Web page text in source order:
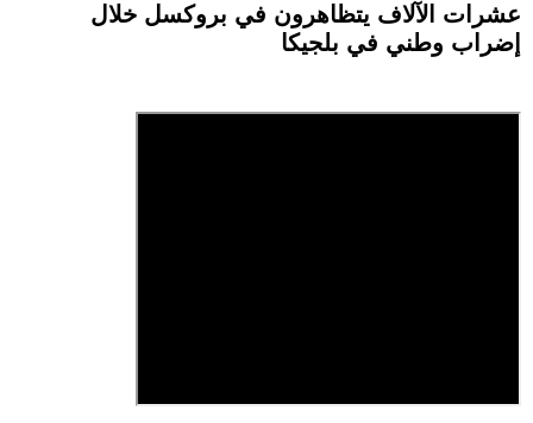
عشرات الآلاف يتظاهرون في بروكسل خلال
إضراب وطني في بلجيكا